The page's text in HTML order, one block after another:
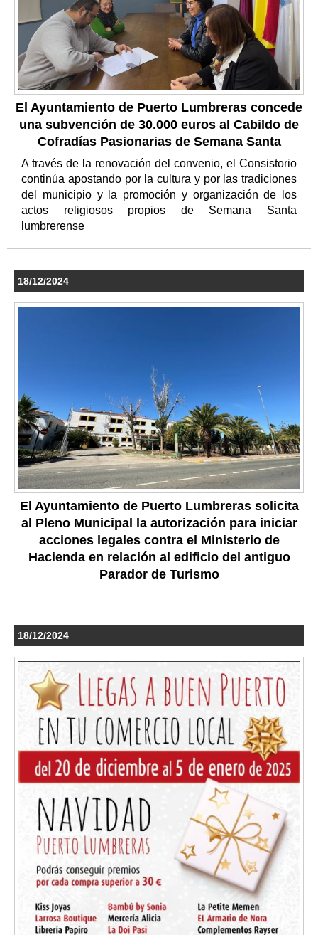
El Ayuntamiento de Puerto Lumbreras concede
una subvención de 30.000 euros al Cabildo de
Cofradías Pasionarias de Semana Santa
A través de la renovación del convenio, el Consistorio
continúa apostando por la cultura y por las tradiciones
del municipio y la promoción y organización de los
actos religiosos propios de Semana Santa
lumbrerense
18/12/2024
El Ayuntamiento de Puerto Lumbreras solicita
al Pleno Municipal la autorización para iniciar
acciones legales contra el Ministerio de
Hacienda en relación al edificio del antiguo
Parador de Turismo
18/12/2024